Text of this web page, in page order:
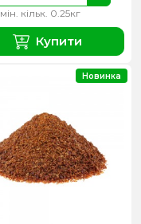
мін. кільк. 0.25кг
Купити
Новинка